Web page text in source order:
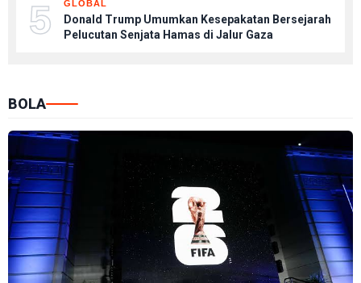
5 GLOBAL
Donald Trump Umumkan Kesepakatan Bersejarah
Pelucutan Senjata Hamas di Jalur Gaza
BOLA